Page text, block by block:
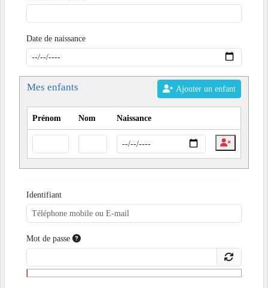
Date de naissance
Mes enfants Ajouter un enfant
Prénom Nom Naissance
Identifiant
Mot de passe